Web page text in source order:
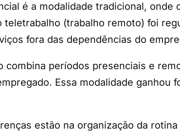
é a modalidade tradicional,
teletrabalho (trabalho remoto) foi
fora das dependências do
combina períodos presenciais e
Essa modalidade
estão na organização da